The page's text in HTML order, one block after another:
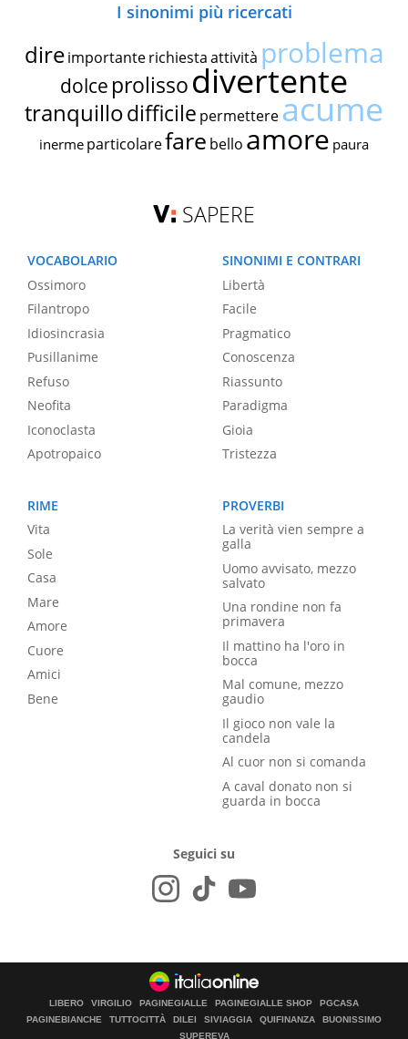
I sinonimi più ricercati
dire importante richiestaattività problema
dolce prolissodivertente
tranquillodifficile permettereacume
inerme particolarefare bello amore paura
SAPERE
VOCABOLARIO
Ossimoro
Filantropo
Idiosincrasia
Pusillanime
Refuso
Neofita
Iconoclasta
Apotropaico
SINONIMI E CONTRARI
Libertà
Facile
Pragmatico
Conoscenza
Riassunto
Paradigma
Gioia
Tristezza
RIME
Vita
Sole
Casa
Mare
Amore
Cuore
Amici
Bene
PROVERBI
La verità vien sempre a
galla
Uomo avvisato, mezzo
salvato
Una rondine non fa
primavera
Il mattino ha l'oro in
bocca
Mal comune, mezzo
gaudio
Il gioco non vale la
candela
Al cuor non si comanda
A caval donato non si
guarda in bocca
Seguici su
LIBERO VIRGILIO PAGINEGIALLE PAGINEGIALLE SHOP
PGCASA
PAGINEBIANCHE
TUTTOCITTÀ DILEI SIVIAGGIA QUIFINANZA
BUONISSIMO
SUPEREVA